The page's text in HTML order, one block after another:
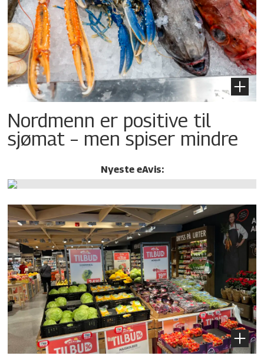
Nordmenn er positive til
sjømat – men spiser mindre
Nyeste eAvis: